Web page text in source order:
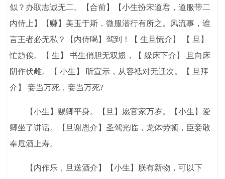
似？办取志诚无二。【合前】【小生扮宋道君，道服带二
内侍上】【赚】美玉于斯，微服潜行有所之。风流事，谁
言王者必无私？【内侍喝】驾到！【 生旦慌介】 【 旦】
忙趋俟。【 生】 书生俏胆无双翅，【 躲床下介】 且向床
阴作伏雌。【 小生】 听宣示，从容祗对无迁次。【 旦拜
介】 妾当万死，妾当万死?
【小生】赐卿平身。【旦】愿官家万岁。【小生】爱
卿坐了讲话。【旦谢恩介】圣驾光临，龙体劳顿，臣妾敢
奉卮酒上寿。
【内作乐，旦送酒介】【小生】朕有新物，可以下